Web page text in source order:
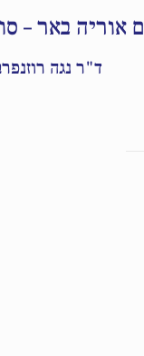
אוריה באר –
ד"ר נגה